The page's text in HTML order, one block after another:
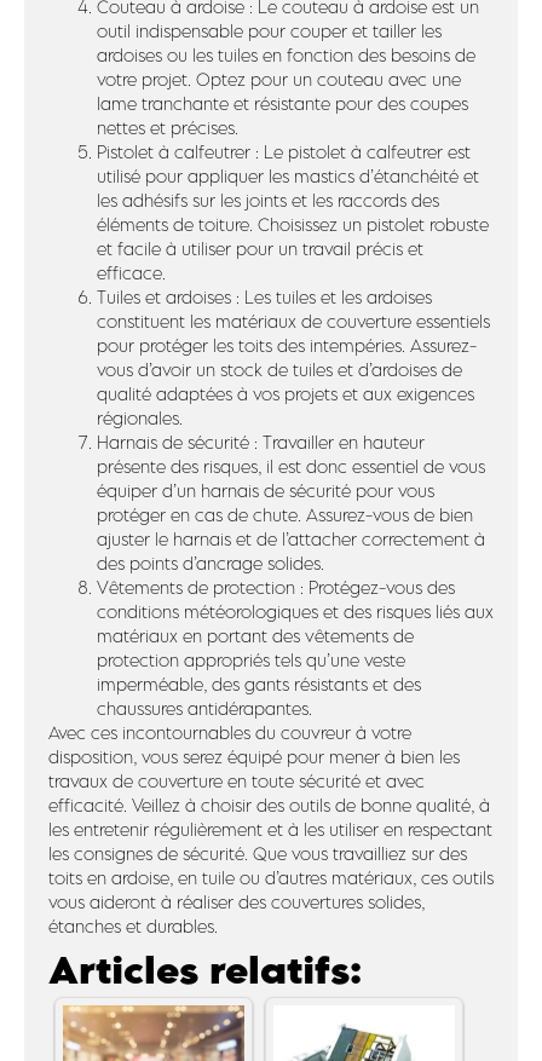
Couteau à ardoise : Le couteau à ardoise est un
outil indispensable pour couper et tailler les
ardoises ou les tuiles en fonction des besoins de
votre projet. Optez pour un couteau avec une
lame tranchante et résistante pour des coupes
nettes et précises.
Pistolet à calfeutrer : Le pistolet à calfeutrer est
utilisé pour appliquer les mastics d’étanchéité et
les adhésifs sur les joints et les raccords des
éléments de toiture. Choisissez un pistolet robuste
et facile à utiliser pour un travail précis et
efficace.
Tuiles et ardoises : Les tuiles et les ardoises
constituent les matériaux de couverture essentiels
pour protéger les toits des intempéries. Assurez-
vous d’avoir un stock de tuiles et d’ardoises de
qualité adaptées à vos projets et aux exigences
régionales.
Harnais de sécurité : Travailler en hauteur
présente des risques, il est donc essentiel de vous
équiper d’un harnais de sécurité pour vous
protéger en cas de chute. Assurez-vous de bien
ajuster le harnais et de l’attacher correctement à
des points d’ancrage solides.
Vêtements de protection : Protégez-vous des
conditions météorologiques et des risques liés aux
matériaux en portant des vêtements de
protection appropriés tels qu’une veste
imperméable, des gants résistants et des
chaussures antidérapantes.
Avec ces incontournables du couvreur à votre
disposition, vous serez équipé pour mener à bien les
travaux de couverture en toute sécurité et avec
efficacité. Veillez à choisir des outils de bonne qualité, à
les entretenir régulièrement et à les utiliser en respectant
les consignes de sécurité. Que vous travailliez sur des
toits en ardoise, en tuile ou d’autres matériaux, ces outils
vous aideront à réaliser des couvertures solides,
étanches et durables.
Articles relatifs: